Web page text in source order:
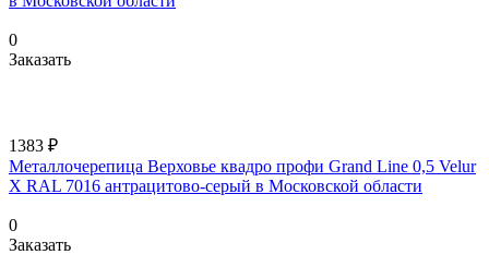
0
Заказать
1383 ₽
Металлочерепица Верховье квадро профи Grand Line 0,5 Velur
X RAL 7016 антрацитово-серый в Московской области
0
Заказать